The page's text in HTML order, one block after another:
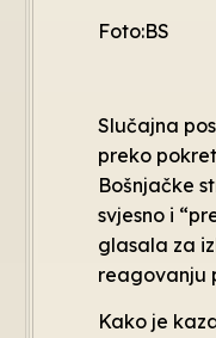
Foto:BS
Slučajna
preko
Bošnjačke
svjesno i
glasala za
reagovanju
Kako je